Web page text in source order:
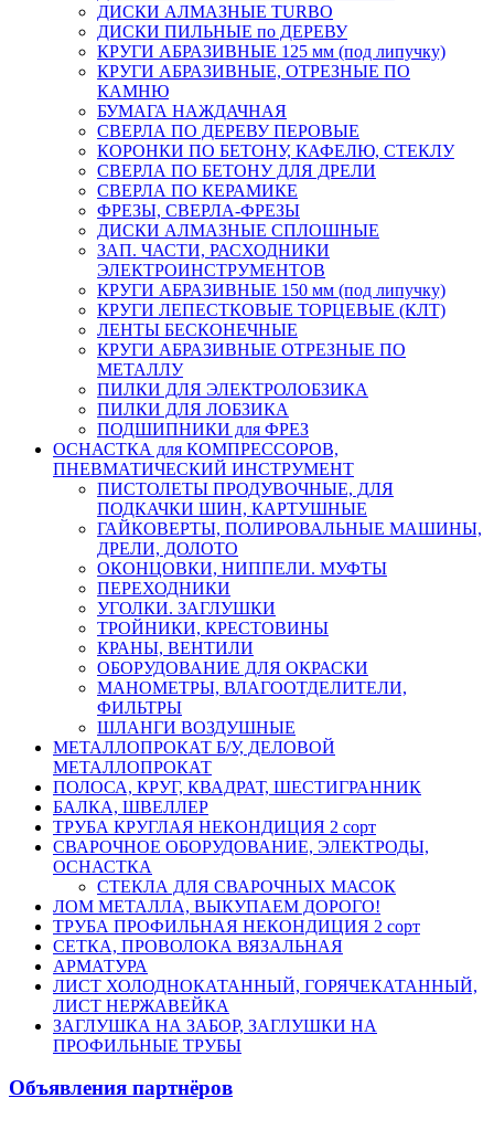
ДИСКИ АЛМАЗНЫЕ TURBO
ДИСКИ ПИЛЬНЫЕ по ДЕРЕВУ
КРУГИ АБРАЗИВНЫЕ 125 мм (под липучку)
КРУГИ АБРАЗИВНЫЕ, ОТРЕЗНЫЕ ПО
КАМНЮ
БУМАГА НАЖДАЧНАЯ
СВЕРЛА ПО ДЕРЕВУ ПЕРОВЫЕ
КОРОНКИ ПО БЕТОНУ, КАФЕЛЮ, СТЕКЛУ
СВЕРЛА ПО БЕТОНУ ДЛЯ ДРЕЛИ
СВЕРЛА ПО КЕРАМИКЕ
ФРЕЗЫ, СВЕРЛА-ФРЕЗЫ
ДИСКИ АЛМАЗНЫЕ СПЛОШНЫЕ
ЗАП. ЧАСТИ, РАСХОДНИКИ
ЭЛЕКТРОИНСТРУМЕНТОВ
КРУГИ АБРАЗИВНЫЕ 150 мм (под липучку)
КРУГИ ЛЕПЕСТКОВЫЕ ТОРЦЕВЫЕ (КЛТ)
ЛЕНТЫ БЕСКОНЕЧНЫЕ
КРУГИ АБРАЗИВНЫЕ ОТРЕЗНЫЕ ПО
МЕТАЛЛУ
ПИЛКИ ДЛЯ ЭЛЕКТРОЛОБЗИКА
ПИЛКИ ДЛЯ ЛОБЗИКА
ПОДШИПНИКИ для ФРЕЗ
ОСНАСТКА для КОМПРЕССОРОВ,
ПНЕВМАТИЧЕСКИЙ ИНСТРУМЕНТ
ПИСТОЛЕТЫ ПРОДУВОЧНЫЕ, ДЛЯ
ПОДКАЧКИ ШИН, КАРТУШНЫЕ
ГАЙКОВЕРТЫ, ПОЛИРОВАЛЬНЫЕ МАШИНЫ,
ДРЕЛИ, ДОЛОТО
ОКОНЦОВКИ, НИППЕЛИ. МУФТЫ
ПЕРЕХОДНИКИ
УГОЛКИ. ЗАГЛУШКИ
ТРОЙНИКИ, КРЕСТОВИНЫ
КРАНЫ, ВЕНТИЛИ
ОБОРУДОВАНИЕ ДЛЯ ОКРАСКИ
МАНОМЕТРЫ, ВЛАГООТДЕЛИТЕЛИ,
ФИЛЬТРЫ
ШЛАНГИ ВОЗДУШНЫЕ
МЕТАЛЛОПРОКАТ Б/У, ДЕЛОВОЙ
МЕТАЛЛОПРОКАТ
ПОЛОСА, КРУГ, КВАДРАТ, ШЕСТИГРАННИК
БАЛКА, ШВЕЛЛЕР
ТРУБА КРУГЛАЯ НЕКОНДИЦИЯ 2 сорт
СВАРОЧНОЕ ОБОРУДОВАНИЕ, ЭЛЕКТРОДЫ,
ОСНАСТКА
СТЕКЛА ДЛЯ СВАРОЧНЫХ МАСОК
ЛОМ МЕТАЛЛА, ВЫКУПАЕМ ДОРОГО!
ТРУБА ПРОФИЛЬНАЯ НЕКОНДИЦИЯ 2 сорт
СЕТКА, ПРОВОЛОКА ВЯЗАЛЬНАЯ
АРМАТУРА
ЛИСТ ХОЛОДНОКАТАННЫЙ, ГОРЯЧЕКАТАННЫЙ,
ЛИСТ НЕРЖАВЕЙКА
ЗАГЛУШКА НА ЗАБОР, ЗАГЛУШКИ НА
ПРОФИЛЬНЫЕ ТРУБЫ
Объявления партнёров